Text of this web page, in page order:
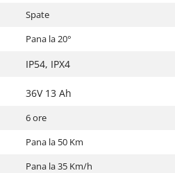
Spate
Pana la 20°
IP54, IPX4
36V 13 Ah
6 ore
Pana la 50 Km
Pana la 35 Km/h